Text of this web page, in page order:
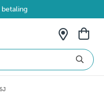
€69 in België